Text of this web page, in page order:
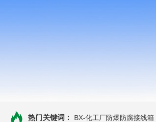
热门关键词： BX-化工厂防爆防腐接线箱